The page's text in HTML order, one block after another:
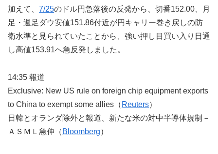
加えて、 7/25のドル円急落後の反発から、切番152.00、月
足・週足ダウ安値151.86付近が円キャリー巻き戻しの防
衛水準と見られていたことから、強い押し目買い入り日通
し高値153.91へ急反発しました。
14:35 報道
Exclusive: New US rule on foreign chip equipment exports
to China to exempt some allies（ Reuters）
日韓とオランダ除外と報道、新たな米の対中半導体規制－
ＡＳＭＬ急伸（ Bloomberg）